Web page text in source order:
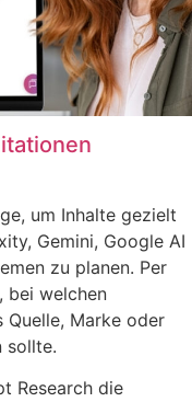
um Inhalte gezielt
Gemini, Google AI
zu planen. Per
bei welchen
Quelle, Marke oder
sollte.
Research die